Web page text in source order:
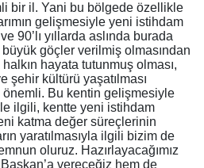
bir il. Yani bu bölgede özellikle
gelişmesiyle yeni istihdam
90’lı yıllarda aslında burada
göçler verilmiş olmasından
hayata tutunmuş olması,
şehir kültürü yaşatılması
önemli. Bu kentin gelişmesiyle
ilgili, kentte yeni istihdam
katma değer süreçlerinin
yaratılmasıyla ilgili bizim de
oluruz. Hazırlayacağımız
vereceğiz hem de